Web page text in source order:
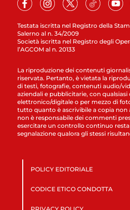
Testata iscritta nel Registro della
Salerno al n. 34/2009
Società iscritta nel Registro degli
l’AGCOM al n. 20133
La riproduzione dei contenuti
riservata. Pertanto, è vietata la
di testi, fotografie, contenuti audio/
aziendali e pubblicitarie, con qualsiasi
elettronico/digitale o per mezzo di
tutto quanto è ascrivibile a copia non
non è responsabile dei commenti
esercitare un controllo continuo
segnalazione qualora gli stessi
POLICY EDITORIALE
CODICE ETICO CONDOTTA